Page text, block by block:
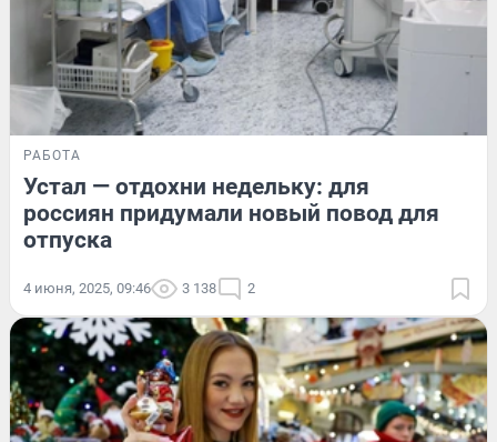
РАБОТА
Устал — отдохни недельку: для
россиян придумали новый повод для
отпуска
4 июня, 2025, 09:46 3 138 2